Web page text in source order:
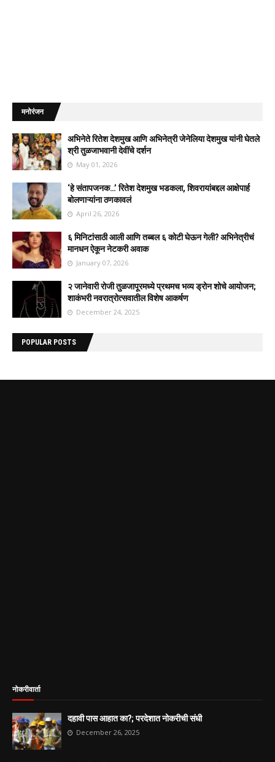
मनोरंजन
अभिनेते रितेश देशमुख आणि अभिनेत्री जेनेलिया देशमुख यांनी घेतले
श्री तुळजाभवानी देवींचे दर्शन
May 01, 2026
‘हे संतापजनक…’ रितेश देशमुख भडकला, शिवरायांबद्दल आक्षेपार्ह
बोलणाऱ्यांना ठणकावलं
April 26, 2026
६ मिनिटांसाठी आली आणि तब्बल ६ कोटी घेऊन गेली? अभिनेत्रीचं
मानधन ऐकून नेटकरी अवाक
January 07, 2026
२ जानेवारी रोजी तुळजापूरमध्ये प्रथमच भव्य ड्रोन शोचे आयोजन;
शाकंभरी नवरात्रोत्सवातील विशेष आकर्षण
December 24, 2025
POPULAR POSTS
नोकरीवार्ता
दहावी पास आहात का?; परदेशात नोकरीची संधी
December 26, 2025